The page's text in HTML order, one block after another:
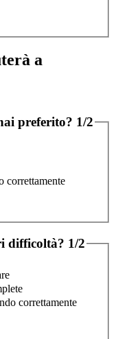
a
preferito? 1/2
correttamente
difficoltà? 1/2
correttamente